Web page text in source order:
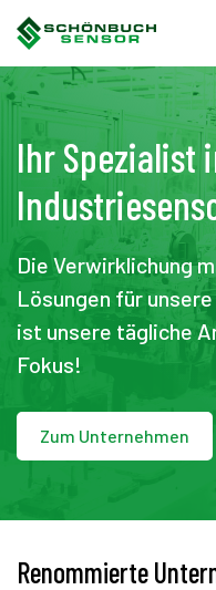
Ihr Spezialist
Die Verwirklichung
Lösungen für
ist unsere tägliche
Fokus!
Zum Unternehmen
Renommierte